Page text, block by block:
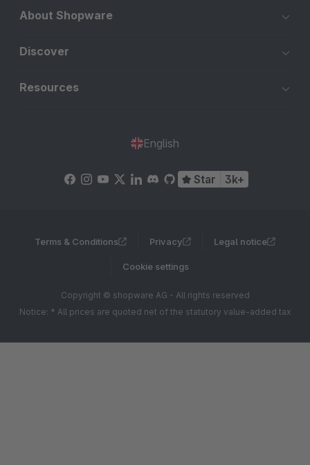
About Shopware
Discover
Resources
English
Star 3k+
Terms & Conditions Privacy Legal notice
Cookie settings
Copyright © shopware AG - All rights reserved
Notice: * All prices are quoted net of the statutory value-added tax